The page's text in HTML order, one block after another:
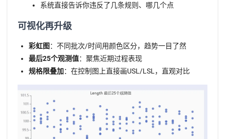
系统直接告诉你违反了几条规则、哪几个点
可视化再升级
彩虹图 ：不同批次/时间用颜色区分，趋势一目了然
最后25个观测值：聚焦近期过程表现
规格限叠加：在控制图上直接画USL/LSL，直观对比